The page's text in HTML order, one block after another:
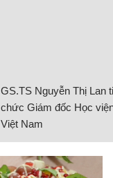
GS.TS Nguyễn Thị Lan
chức Giám đốc Học
Việt Nam